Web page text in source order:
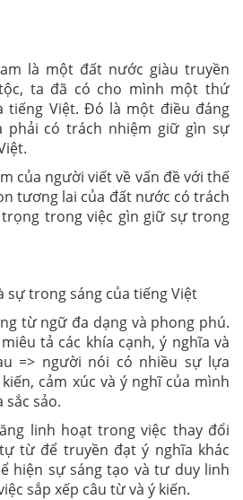
là một đất nước giàu truyền
ta đã có cho mình một thứ
tiếng Việt. Đó là một điều đáng
phải có trách nhiệm giữ gìn sự
của người viết về vấn đề với thế
tương lai của đất nước có trách
trong việc gìn giữ sự trong
sự trong sáng của tiếng Việt
từ ngữ đa dạng và phong phú.
tả các khía cạnh, ý nghĩa và
=> người nói có nhiều sự lựa
cảm xúc và ý nghĩ của mình
sắc sảo.
linh hoạt trong việc thay đổi
từ để truyền đạt ý nghĩa khác
hiện sự sáng tạo và tư duy linh
sắp xếp câu từ và ý kiến.